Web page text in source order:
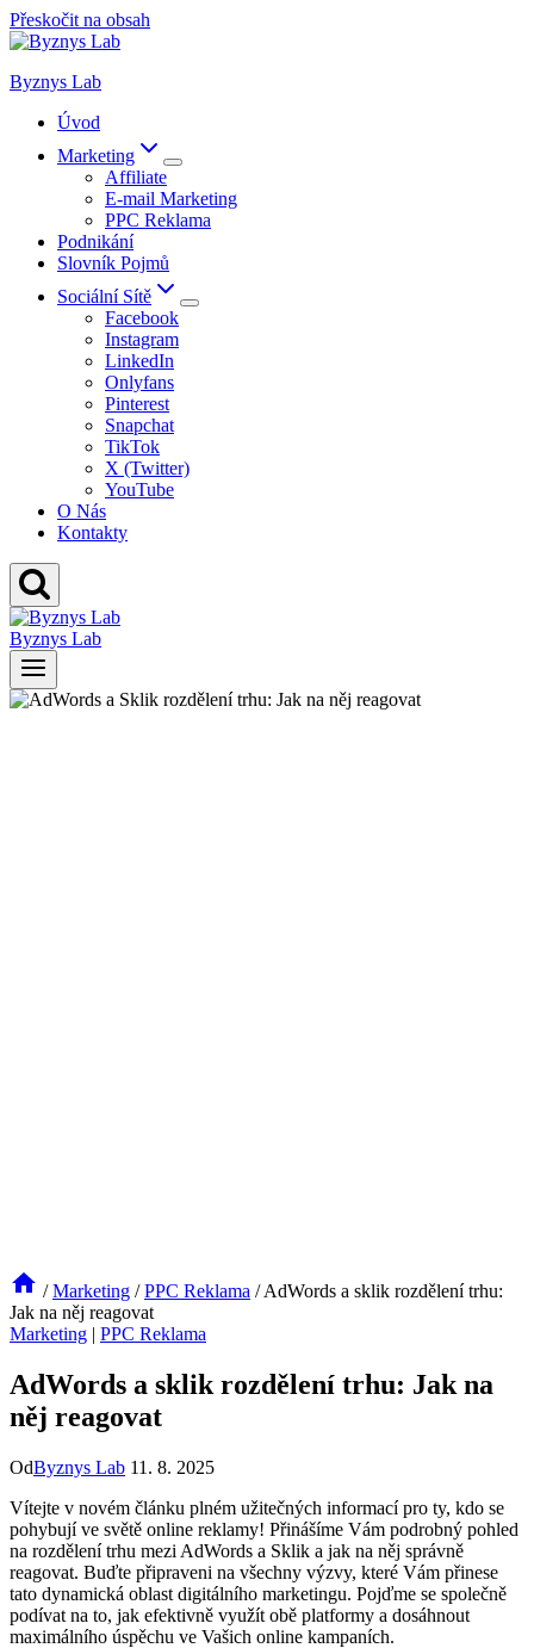
Přeskočit na obsah
Byznys Lab
Úvod
Marketing
Affiliate
E-mail Marketing
PPC Reklama
Podnikání
Slovník Pojmů
Sociální Sítě
Facebook
Instagram
LinkedIn
Onlyfans
Pinterest
Snapchat
TikTok
X (Twitter)
YouTube
O Nás
Kontakty
Byznys Lab
/ Marketing / PPC Reklama / AdWords a sklik rozdělení trhu:
Jak na něj reagovat
Marketing | PPC Reklama
AdWords a sklik rozdělení trhu: Jak na
něj reagovat
OdByznys Lab 11. 8. 2025
Vítejte v novém článku plném užitečných informací pro ty, kdo se
pohybují ve světě online reklamy! Přinášíme Vám podrobný pohled
na rozdělení trhu mezi AdWords a Sklik a jak na něj správně
reagovat. Buďte připraveni na všechny výzvy, které Vám přinese
tato dynamická oblast digitálního marketingu. Pojďme se společně
podívat na to, jak efektivně využít obě platformy a dosáhnout
maximálního úspěchu ve Vašich online kampaních.